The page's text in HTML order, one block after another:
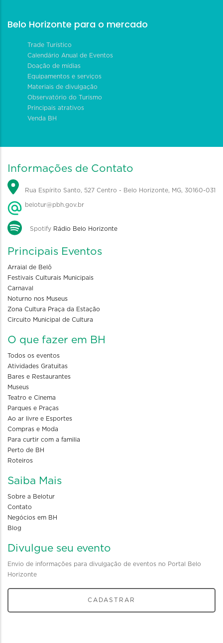
Belo Horizonte para o mercado
Trade Turístico
Calendário Anual de Eventos
Doação de mídias
Equipamentos e serviços
Materiais de divulgação
Observatório do Turismo
Principais atrativos
Venda BH
Informações de Contato
Rua Espírito Santo, 527 Centro - Belo Horizonte, MG, 30160-031
belotur@pbh.gov.br
Spotify Rádio Belo Horizonte
Principais Eventos
Arraial de Belô
Festivais Culturais Municipais
Carnaval
Noturno nos Museus
Zona Cultura Praça da Estação
Circuito Municipal de Cultura
O que fazer em BH
Todos os eventos
Atividades Gratuitas
Bares e Restaurantes
Museus
Teatro e Cinema
Parques e Praças
Ao ar livre e Esportes
Compras e Moda
Para curtir com a familia
Perto de BH
Roteiros
Saiba Mais
Sobre a Belotur
Contato
Negócios em BH
Blog
Divulgue seu evento
Envio de informações para divulgação de eventos no Portal Belo
Horizonte
CADASTRAR